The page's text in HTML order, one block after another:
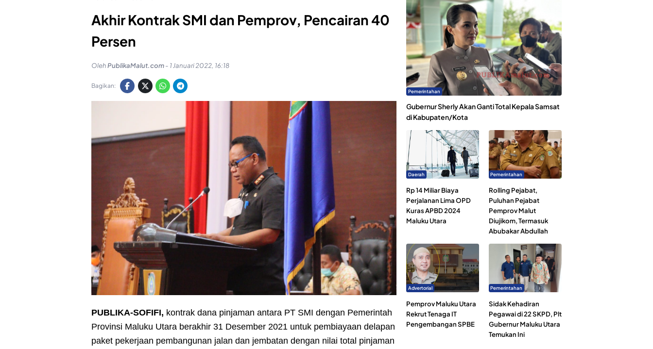
Akhir Kontrak SMI dan Pemprov, Pencairan 40
Persen
OlehPublikaMalut.com- 1 Januari 2022, 16:18
Bagikan:
PUBLIKA-SOFIFI, kontrak dana pinjaman antara PT SMI dengan Pemerintah
Provinsi Maluku Utara berakhir 31 Desember 2021 untuk pembiayaan delapan
paket pekerjaan pembangunan jalan dan jembatan dengan nilai total pinjaman
Pemerintahan
Gubernur Sherly Akan Ganti Total Kepala Samsat
di Kabupaten/Kota
Daerah
Rp 14 Miliar Biaya
Perjalanan Lima OPD
Kuras APBD 2024
Maluku Utara
Pemerintahan
Rolling Pejabat,
Puluhan Pejabat
Pemprov Malut
Diujikom, Termasuk
Abubakar Abdullah
Advertorial
Pemprov Maluku Utara
Rekrut Tenaga IT
Pengembangan SPBE
Pemerintahan
Sidak Kehadiran
Pegawai di 22 SKPD, Plt
Gubernur Maluku Utara
Temukan Ini